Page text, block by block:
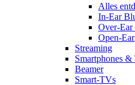
Alles
In-Ear
Over-
Open-
Streaming
Smartphones &
Beamer
Smart-TVs